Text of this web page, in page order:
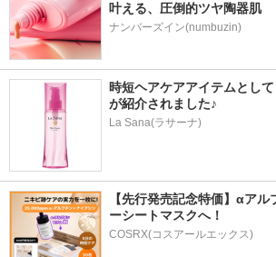
叶える、圧倒的ツヤ陶器肌
ナンバーズイン(numbuzin)
時短ヘアケアアイテムとして
が紹介されました♪
La Sana(ラサーナ)
【先行発売記念特価】αアル
ーシートマスクへ！
COSRX(コスアールエックス)